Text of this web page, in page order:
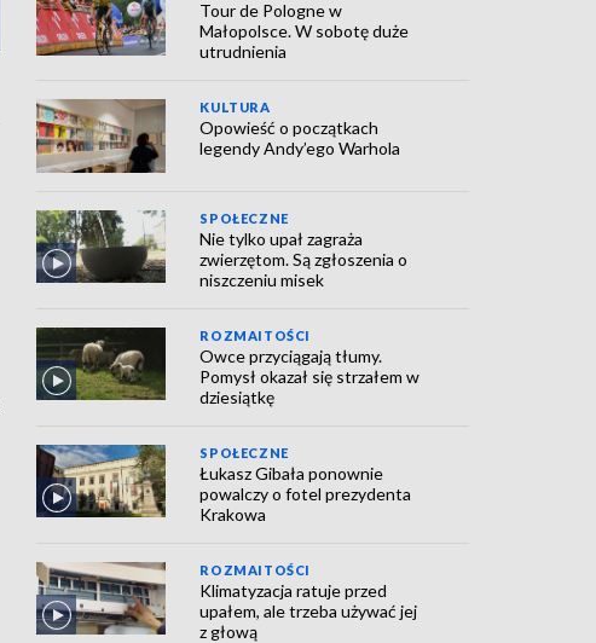
Tour de Pologne w
Małopolsce. W sobotę duże
utrudnienia
KULTURA
Opowieść o początkach
legendy Andy’ego Warhola
SPOŁECZNE
Nie tylko upał zagraża
zwierzętom. Są zgłoszenia o
niszczeniu misek
ROZMAITOŚCI
Owce przyciągają tłumy.
Pomysł okazał się strzałem w
dziesiątkę
SPOŁECZNE
Łukasz Gibała ponownie
powalczy o fotel prezydenta
Krakowa
ROZMAITOŚCI
Klimatyzacja ratuje przed
upałem, ale trzeba używać jej
z głową